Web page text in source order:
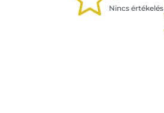
Nincs értékelés